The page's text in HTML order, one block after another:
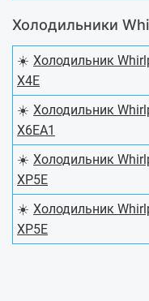
Холодильники
☀️ Холодильник
X4E
☀️ Холодильник
X6EA1
☀️ Холодильник
XP5E
☀️ Холодильник
XP5E